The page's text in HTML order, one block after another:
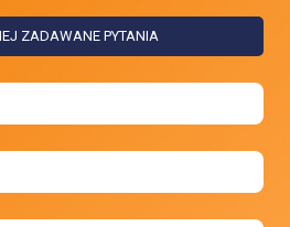
ZADAWANE PYTANIA